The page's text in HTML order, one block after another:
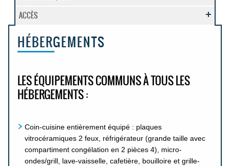
ACCÈS
HÉBERGEMENTS
LES ÉQUIPEMENTS COMMUNS À TOUS LES
HÉBERGEMENTS :
Coin-cuisine entièrement équipé : plaques
vitrocéramiques 2 feux, réfrigérateur (grande taille avec
compartiment congélation en 2 pièces 4), micro-
ondes/grill, lave-vaisselle, cafetière, bouilloire et grille-